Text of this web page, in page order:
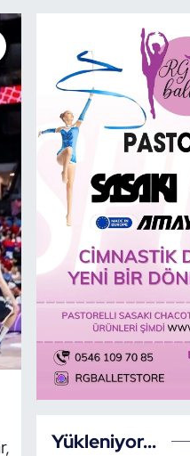
Yükleniyor...